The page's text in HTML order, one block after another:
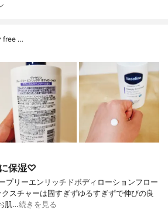
free …
保湿♡
プリーエンリッチドボディローションフロー
スチャーは固すぎずゆるすぎずで伸びの良
肌…続きを見る